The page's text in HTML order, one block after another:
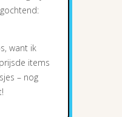
want ik
items
– nog